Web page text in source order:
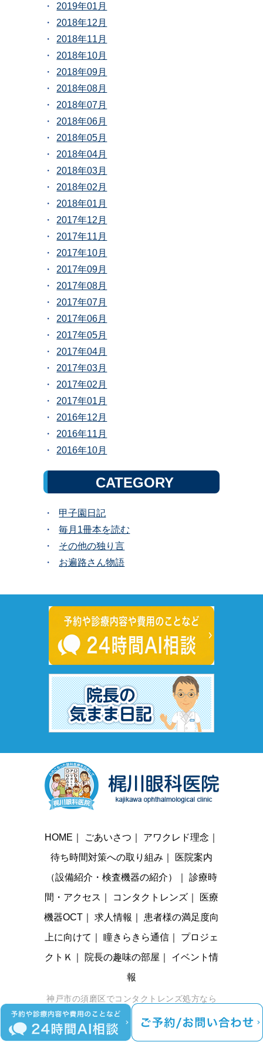
2019年01月
2018年12月
2018年11月
2018年10月
2018年09月
2018年08月
2018年07月
2018年06月
2018年05月
2018年04月
2018年03月
2018年02月
2018年01月
2017年12月
2017年11月
2017年10月
2017年09月
2017年08月
2017年07月
2017年06月
2017年05月
2017年04月
2017年03月
2017年02月
2017年01月
2016年12月
2016年11月
2016年10月
CATEGORY
甲子園日記
毎月1冊本を読む
その他の独り言
お遍路さん物語
HOME ごあいさつ アワクレド理念
待ち時間対策への取り組み
医院案内
（設備紹介・検査機器の紹介）
診療時
間・アクセス
コンタクトレンズ
医療
機器OCT
求人情報
患者様の満足度向
上に向けて
瞳きらきら通信
プロジェ
クトＫ
院長の趣味の部屋
イベント情
報
神戸市の須磨区でコンタクトレンズ処方なら
梶川眼科医院までお越しください。 © 梶川眼
科医院 All Rights Reserved. | Sitemap